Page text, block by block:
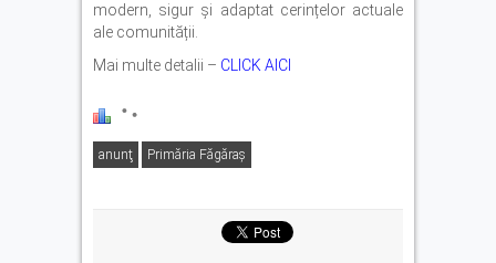
modern, sigur și adaptat cerințelor actuale
ale comunității.
Mai multe detalii – CLICK AICI
anunţ Primăria Făgăraş